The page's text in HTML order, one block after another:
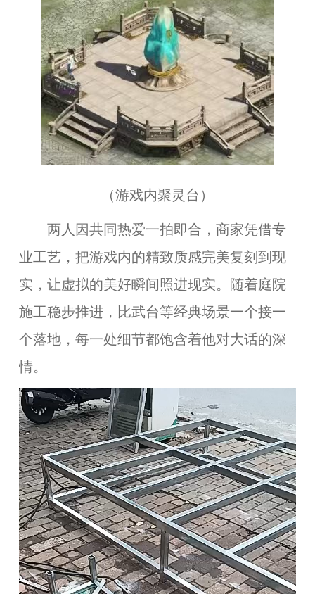
（游戏内聚灵台 ）
两人因共同热爱一拍即合，商家凭借专
业工艺，把游戏内的精致质感完美复刻到现
实，让虚拟的美好瞬间照进现实。随着庭院
施工稳步推进，比武台等经典场景一个接一
个落地，每一处细节都饱含着他对大话的深
情。